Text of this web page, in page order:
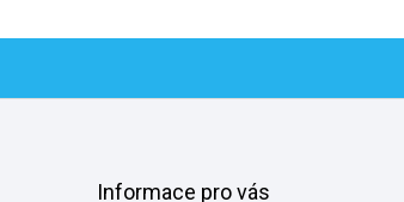
Informace pro vás